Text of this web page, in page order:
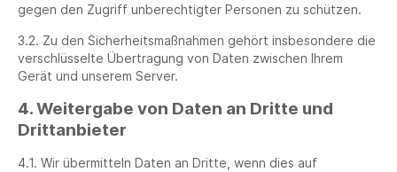
gegen den Zugriff unberechtigter Personen zu schützen.
3.2. Zu den Sicherheitsmaßnahmen gehört insbesondere die
verschlüsselte Übertragung von Daten zwischen Ihrem
Gerät und unserem Server.
4. Weitergabe von Daten an Dritte und
Drittanbieter
4.1. Wir übermitteln Daten an Dritte, wenn dies auf